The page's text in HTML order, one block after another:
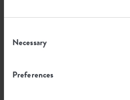
Selection
Necessary
Preferences